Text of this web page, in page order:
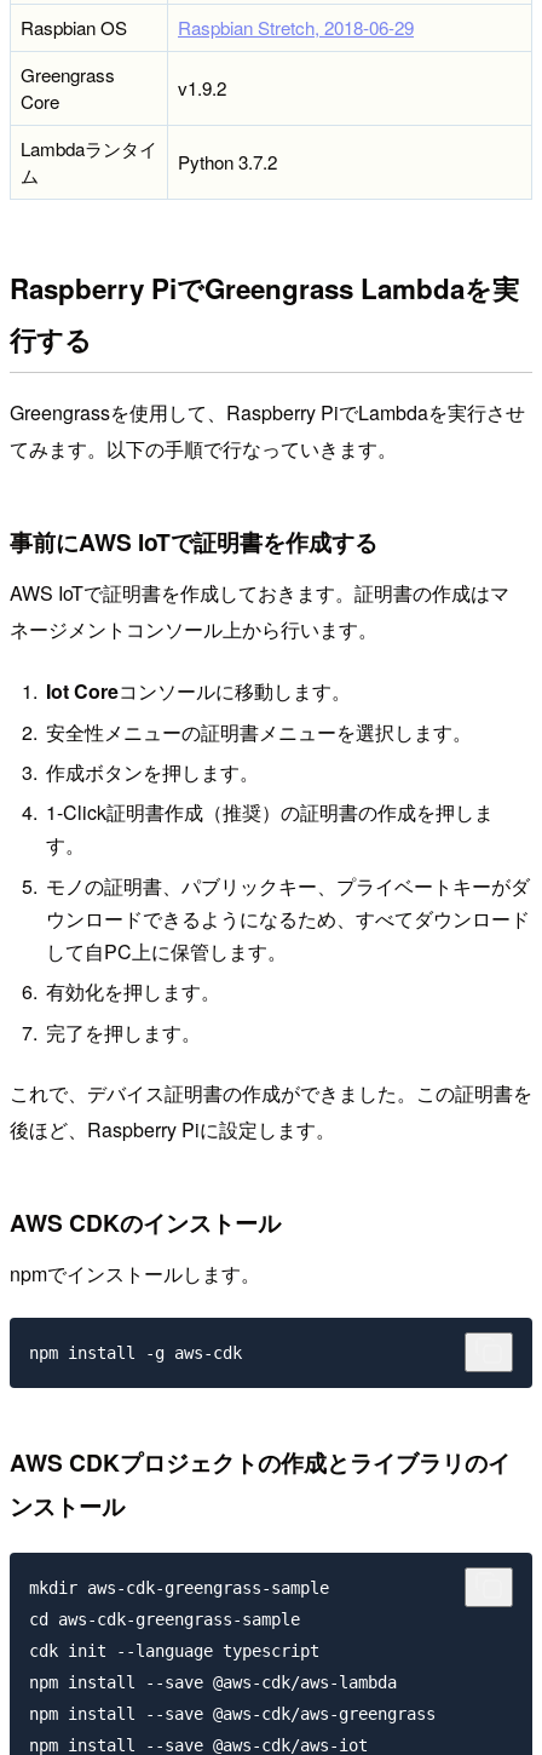
Raspbian OS
Raspbian Stretch, 2018-06-29
Greengrass
Core
v1.9.2
Lambdaランタイ
ム
Python 3.7.2
Raspberry PiでGreengrass Lambdaを実
行する
Greengrassを使用して、Raspberry PiでLambdaを実行させ
てみます。以下の手順で行なっていきます。
事前にAWS IoTで証明書を作成する
AWS IoTで証明書を作成しておきます。証明書の作成はマ
ネージメントコンソール上から行います。
Iot Coreコンソールに移動します。
安全性メニューの証明書メニューを選択します。
作成ボタンを押します。
1-Click証明書作成（推奨）の証明書の作成を押しま
す。
モノの証明書、パブリックキー、プライベートキーがダ
ウンロードできるようになるため、すべてダウンロード
して自PC上に保管します。
有効化を押します。
完了を押します。
これで、デバイス証明書の作成ができました。この証明書を
後ほど、Raspberry Piに設定します。
AWS CDKのインストール
npmでインストールします。
AWS CDKプロジェクトの作成とライブラリのイ
ンストール
mkdir aws-cdk-greengrass-sample
cd aws-cdk-greengrass-sample
cdk init --language typescript
npm install --save @aws-cdk/aws-lambda
npm install --save @aws-cdk/aws-greengrass